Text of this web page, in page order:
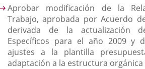
Aprobar modificación de la
Trabajo, aprobada por Acuerdo
derivada de la actualización
Específicos para el año 2009 y
ajustes a la plantilla
adaptación a la estructura